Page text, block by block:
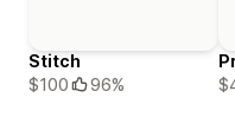
Stitch
$100
96%